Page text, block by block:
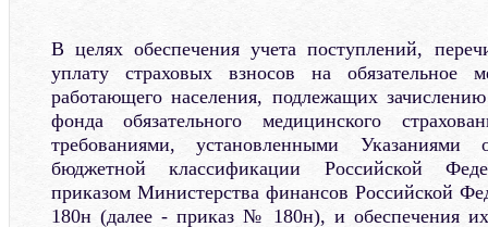
В целях обеспечения учета поступлений,
уплату страховых взносов на обязательное
работающего населения, подлежащих
фонда обязательного медицинского
требованиями, установленными
бюджетной классификации Российской
приказом Министерства финансов Российской
180н (далее - приказ № 180н), и обеспечения